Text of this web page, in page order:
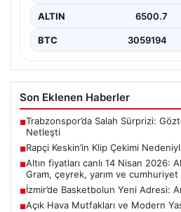
ALTIN 6500.7
BTC 3059194
Son Eklenen Haberler
■Trabzonspor’da Salah Sürprizi:
Netleşti
■Rapçi Keskin’in Klip Çekimi
■Altın fiyatları canlı 14 Nisan 2026:
Gram, çeyrek, yarım ve cumhuriyet
■İzmir’de Basketbolun Yeni Adresi:
■Açık Hava Mutfakları ve Modern